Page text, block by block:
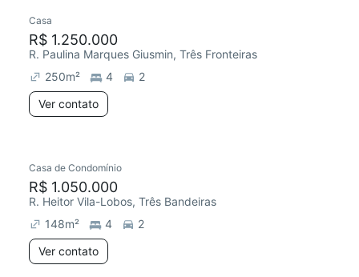
Casa
R$ 1.250.000
R. Paulina Marques Giusmin, Três Fronteiras
250m² 4
2
Ver contato
Casa de Condomínio
R$ 1.050.000
R. Heitor Vila-Lobos, Três Bandeiras
148m² 4
2
Ver contato